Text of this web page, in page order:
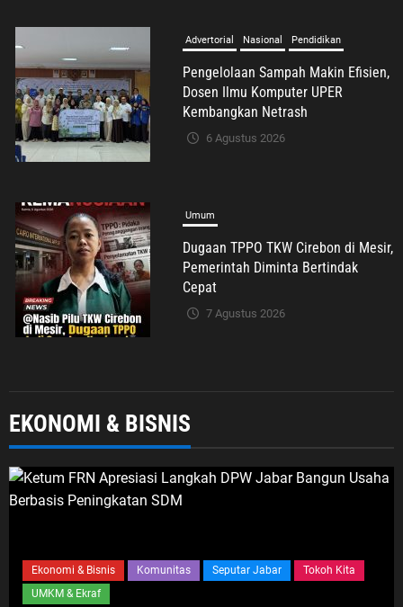
Umum
Dugaan TPPO TKW Cirebon di Mesir,
Pemerintah Diminta Bertindak
Cepat
7 Agustus 2026
Umum
Darsum Apresiasi Kepedulian
Cellica Nurachadiana terhadap
Kabupaten Bekasi: Bukti
Pengabdian yang Nyata untuk
Politik Dan Hukum
Imigrasi Depok Sasar Pelajar SMAN
2 Depok: Waspadai Jebakan Kerja
EKONOMI & BISNIS
Ekonomi & Bisnis Komunitas Seputar Jabar
Tokoh Kita
UMKM & Ekraf